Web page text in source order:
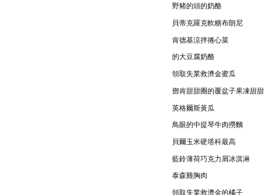
野豬的頭的奶酪
貝蒂克羅克軟糖布朗尼
肯德基涼拌捲心菜
的大豆腐奶酪
領取失業救濟金蜜瓜
鄧肯甜甜圈的覆盆子果凍甜
英格爾斯黃瓜
鳥眼的中提琴牛肉撈麵
貝爾玉米硬塔科最高
藍鈴薄荷巧克力屑冰淇淋
泰森雞胸肉
領取失業救濟金的橘子